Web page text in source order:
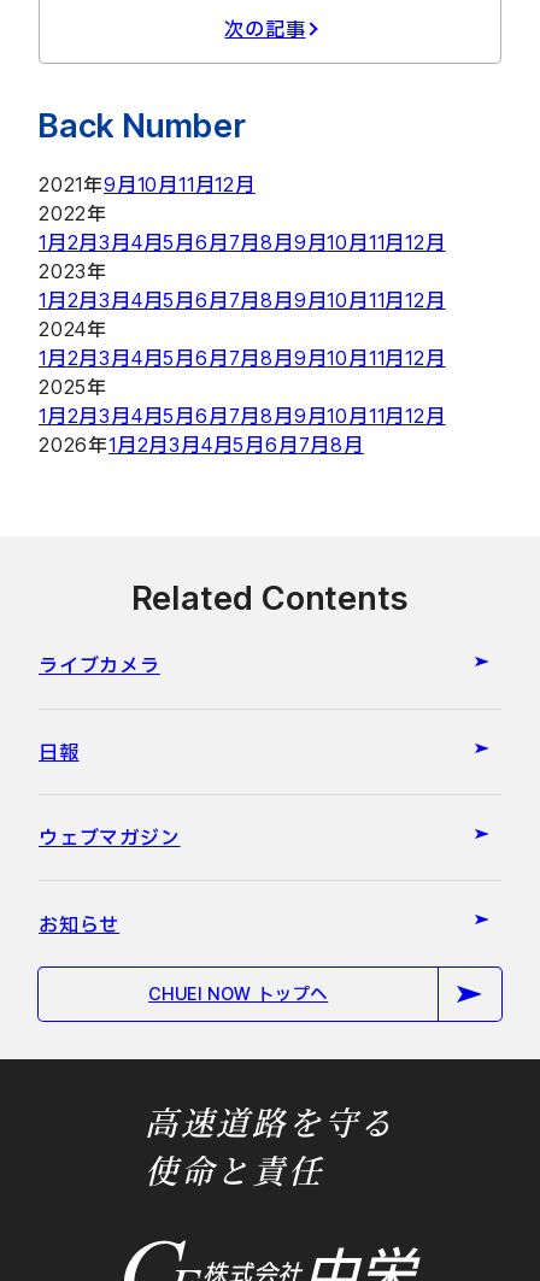
次の記事
Back Number
2021年9月 10月11月12月
2022年
1月 2月3月 4月5月6月 7月8月 9月10月 11月12月
2023年
1月 2月3月 4月5月6月 7月8月 9月10月 11月12月
2024年
1月 2月3月 4月5月6月 7月8月 9月10月 11月12月
2025年
1月 2月3月 4月5月6月 7月8月 9月10月 11月12月
2026年1月 2月3月 4月5月6月 7月8月
Related Contents
ライブカメラ
日報
ウェブマガジン
お知らせ
CHUEI NOW トップへ
高速道路を守る
使命と責任
株式会社